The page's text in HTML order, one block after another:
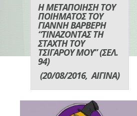
Η ΜΕΤΑΠΟΙΗΣΗ ΤΟΥ
ΠΟΙΗΜΑΤΟΣ ΤΟΥ
ΓΙΑΝΝΗ ΒΑΡΒΕΡΗ
“ΤΙΝΑΖΟΝΤΑΣ ΤΗ
ΣΤΑΧΤΗ ΤΟΥ
ΤΣΙΓΑΡΟΥ ΜΟΥ” (ΣΕΛ.
94)
(20/08/2016, ΑΙΓΙΝΑ)